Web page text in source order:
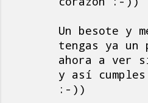
Un besote y
tengas ya
ahora a ver
y así
:-))